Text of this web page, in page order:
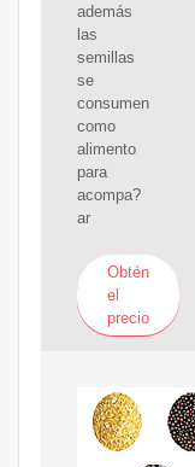
además
las
semillas
se
consumen
como
alimento
para
acompa?
ar
Obtén
el
precio